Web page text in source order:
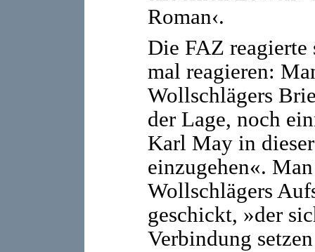
Roman‹.
Die FAZ
mal reagieren:
Wollschlägers
der Lage, noch
Karl May in
einzugehen«.
Wollschlägers
geschickt, »der
Verbindung